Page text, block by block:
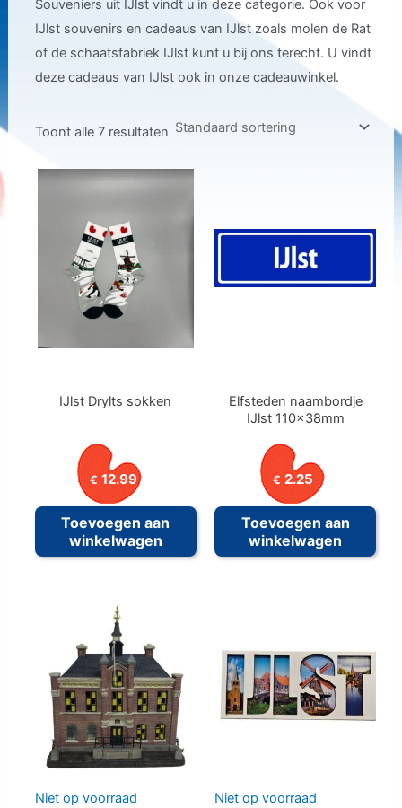
Souveniers uit IJlst vindt u in deze categorie. Ook voor
IJlst souvenirs en cadeaus van IJlst zoals molen de Rat
of de schaatsfabriek IJlst kunt u bij ons terecht. U vindt
deze cadeaus van IJlst ook in onze cadeauwinkel.
Toont alle 7 resultaten
IJlst Drylts sokken
€ 12.99
Toevoegen aan
winkelwagen
Elfsteden naambordje
IJlst 110x38mm
€ 2.25
Toevoegen aan
winkelwagen
Niet op voorraad
Niet op voorraad